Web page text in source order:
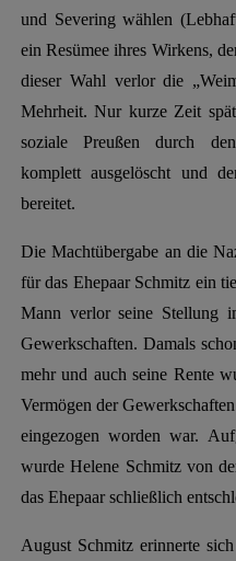
und Severing wählen
ein Resümee ihres Wirkens,
dieser Wahl verlor die
Mehrheit. Nur kurze Zeit
soziale Preußen durch den
komplett ausgelöscht und
bereitet.
Die Machtübergabe an die
für das Ehepaar Schmitz ein
Mann verlor seine Stellung
Gewerkschaften. Damals
mehr und auch seine Rente
Vermögen der
eingezogen worden war.
wurde Helene Schmitz von
das Ehepaar schließlich
August Schmitz erinnerte